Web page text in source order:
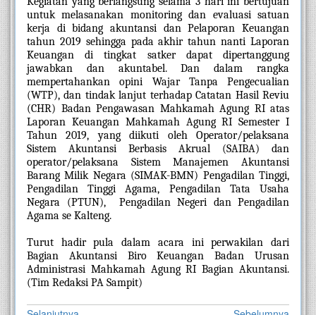
untuk melasanakan monitoring dan evaluasi satuan
kerja di bidang akuntansi dan Pelaporan Keuangan
tahun 2019 sehingga pada akhir tahun nanti Laporan
Keuangan di tingkat satker dapat dipertanggung
jawabkan dan akuntabel. Dan dalam rangka
mempertahankan opini Wajar Tanpa Pengecualian
(WTP), dan tindak lanjut terhadap Catatan Hasil Reviu
(CHR) Badan Pengawasan Mahkamah Agung RI atas
Laporan Keuangan Mahkamah Agung RI Semester I
Tahun 2019, yang diikuti oleh Operator/pelaksana
Sistem Akuntansi Berbasis Akrual (SAIBA) dan
operator/pelaksana Sistem Manajemen Akuntansi
Barang Milik Negara (SIMAK-BMN) Pengadilan Tinggi,
Pengadilan Tinggi Agama, Pengadilan Tata Usaha
Negara (PTUN),  Pengadilan Negeri dan Pengadilan
Agama se Kalteng.
Turut hadir pula dalam acara ini perwakilan dari
Bagian Akuntansi Biro Keuangan Badan Urusan
Administrasi Mahkamah Agung RI Bagian Akuntansi.
(Tim Redaksi PA Sampit)